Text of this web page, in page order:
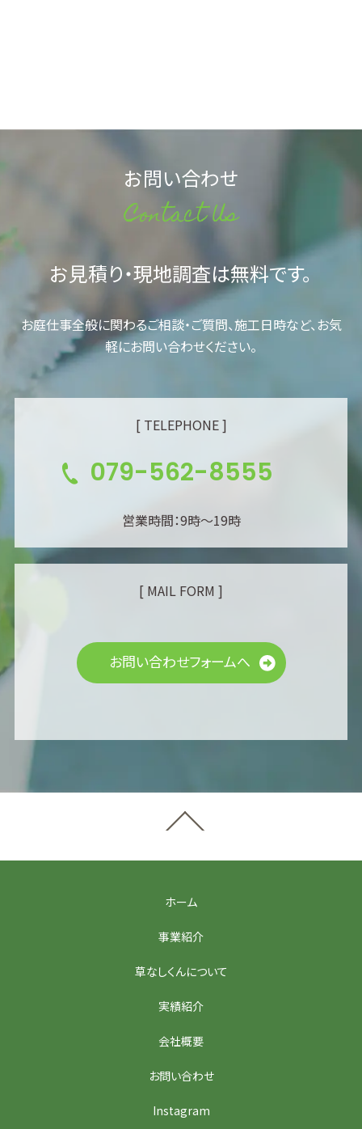
お問い合わせ
Contact Us
お見積り・現地調査は無料です。
お庭仕事全般に関わるご相談・ご質問、施工日時など、お気
軽にお問い合わせください。
[ TELEPHONE ]
079-562-8555
営業時間：9時～19時
[ MAIL FORM ]
お問い合わせフォームへ
ホーム
事業紹介
草なしくんについて
実績紹介
会社概要
お問い合わせ
Instagram